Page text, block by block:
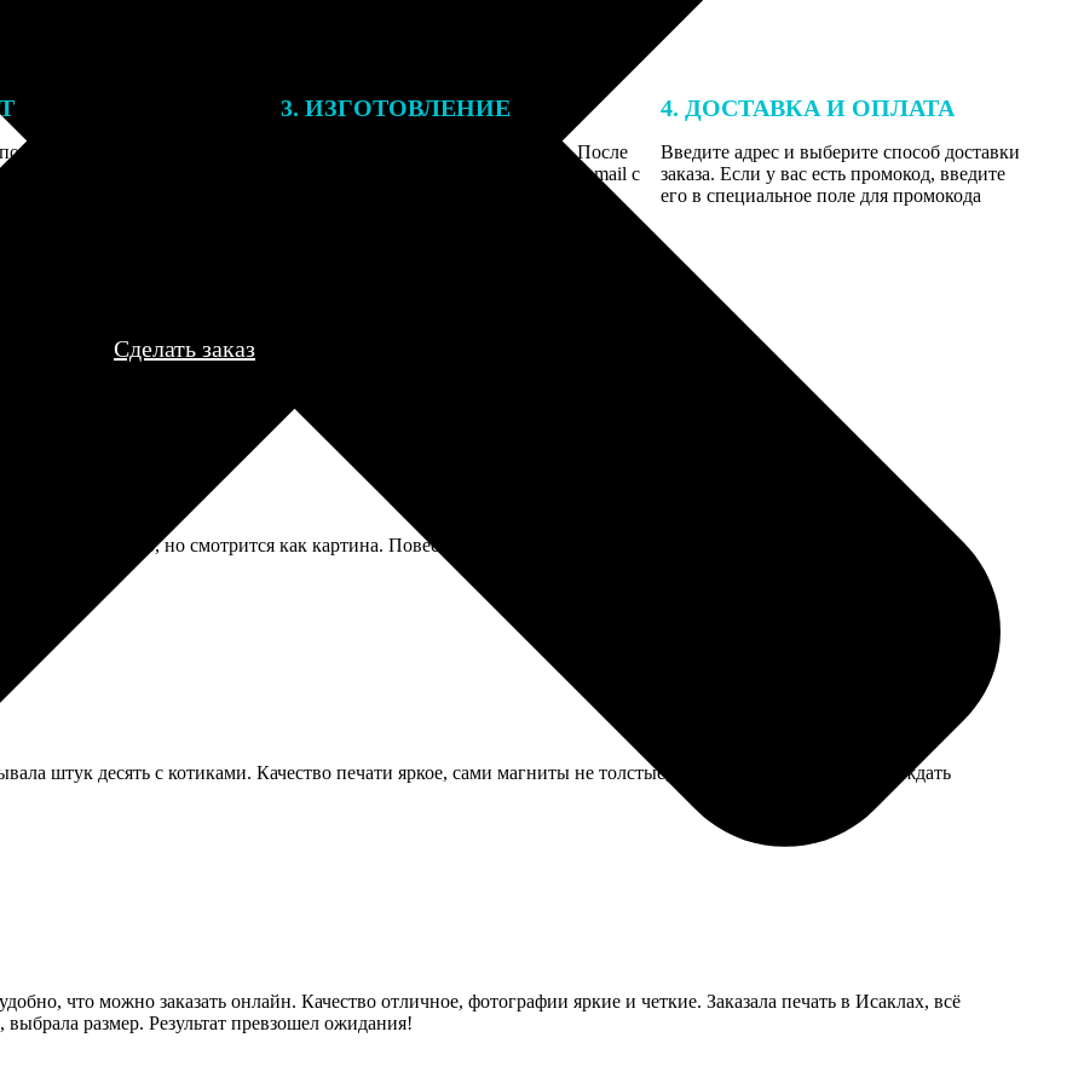
заказа к печати
могут связаться с Вами
телефону или email для
деталей.
3. ИЗГОТОВЛЕНИЕ
Оплатите заказ банковской картой. После
оплаты получите подтверждение на email с
описанием заказа. Когда отправим заказ
4. ДОСТАВКА И ОПЛАТА
Введите адрес и выберите способ доставки
заказа. Если у вас есть промокод, введите
его в специальное поле для промокода
Сделать заказ
вышло, но смотрится как картина. Повесила в кабинете, коллеги думают, что я купила произведение
штук десять с котиками. Качество печати яркое, сами магниты не толстые, прилегают хорошо. Только ждать
что можно заказать онлайн. Качество отличное, фотографии яркие и четкие. Заказала печать в Исаклах, всё
размер. Результат превзошел ожидания!